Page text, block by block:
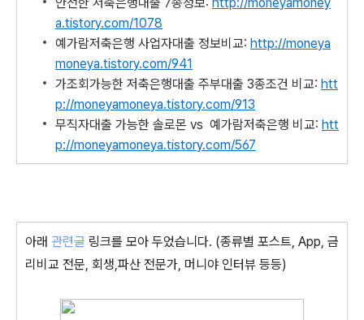
a.tistory.com/1078
예가람저축은행 사업자대출 정보비교: http://moneya
moneya.tistory.com/941
가조회가능한 저축은행대출 주부대출 3종조건 비교: htt
p://moneyamoneya.tistory.com/913
무직자대출 가능한 솔로몬 vs 예가람저축은행 비교: htt
p://moneyamoneya.tistory.com/567
아래 관련글 링크를 모아 두었습니다. (종류별 포스트, App, 금
리비교 전문, 회생,파산 전문가, 머니야 인터뷰 등등)